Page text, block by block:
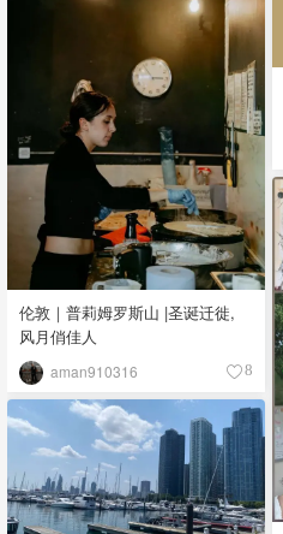
伦敦｜普莉姆罗斯山 |圣诞迁徙,
风月俏佳人
aman910316 8